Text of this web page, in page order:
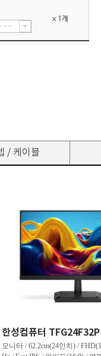
x 1개
/ 케이블
모니터 / 62.2cm(24인치) /